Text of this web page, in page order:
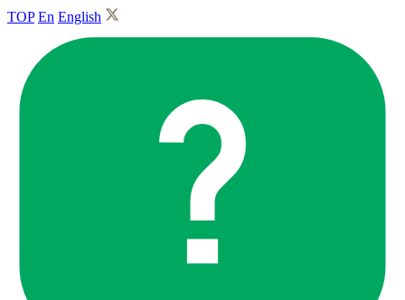
TOP En English